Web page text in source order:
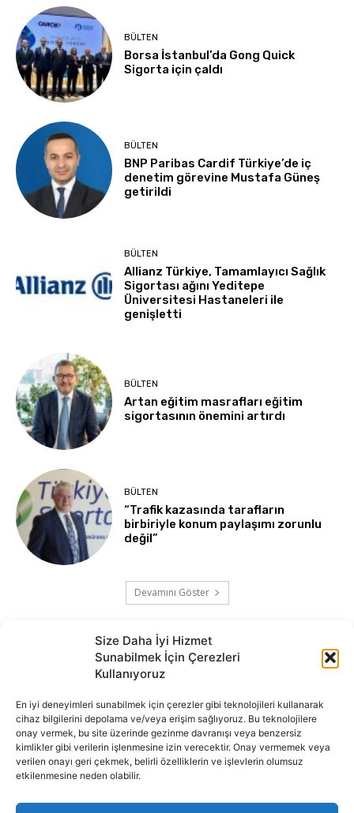
Size Daha İyi Hizmet
Sunabilmek İçin Çerezleri
Kullanıyoruz
En iyi deneyimleri sunabilmek için çerezler gibi teknolojileri kullanarak
cihaz bilgilerini depolama ve/veya erişim sağlıyoruz. Bu teknolojilere
onay vermek, bu site üzerinde gezinme davranışı veya benzersiz
kimlikler gibi verilerin işlenmesine izin verecektir. Onay vermemek veya
verilen onayı geri çekmek, belirli özelliklerin ve işlevlerin olumsuz
etkilenmesine neden olabilir.
BÜLTEN
Borsa İstanbul’da Gong Quick
Sigorta için çaldı
BÜLTEN
BNP Paribas Cardif Türkiye’de iç
denetim görevine Mustafa Güneş
getirildi
BÜLTEN
Allianz Türkiye, Tamamlayıcı Sağlık
Sigortası ağını Yeditepe
Üniversitesi Hastaneleri ile
genişletti
BÜLTEN
Artan eğitim masrafları eğitim
sigortasının önemini artırdı
BÜLTEN
“Trafik kazasında tarafların
birbiriyle konum paylaşımı zorunlu
değil”
Devamını Göster
İnternet portalımızda yer alan tüm haber metini, resim ve benzeri
içeriğin hakları Sigortamedya Yayıncılık A.Ş.'ye aittir. Hiçbir şekilde
basılı ya da elektronik bir ortamda, kaynak gösterilse bile izin